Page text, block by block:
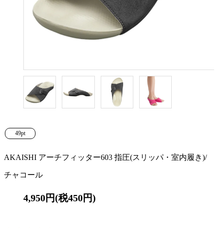
49pt
AKAISHI アーチフィッター603 指圧(スリッパ・室内履き)/
チャコール
4,950円(税450円)